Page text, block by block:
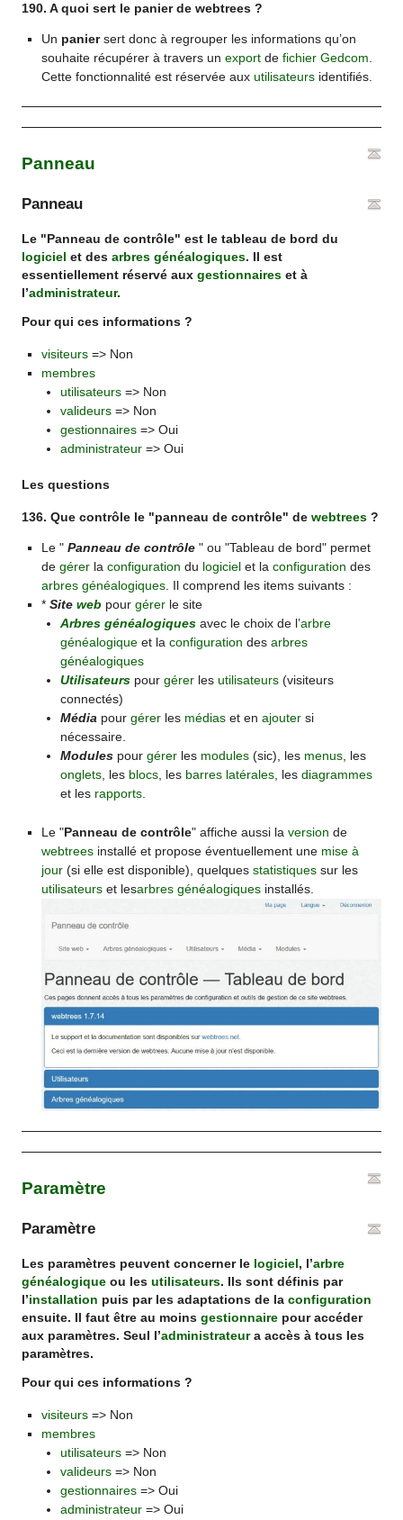
190. A quoi sert le panier de webtrees ?
Un paniersert donc à regrouper les informations qu’on
souhaite récupérer à travers un exportde fichier Gedcom.
Cette fonctionnalité est réservée aux utilisateursidentifiés.
Panneau
Panneau
Le "Panneau de contrôle" est le tableau de bord du
logiciel et desarbres généalogiques. Il est
essentiellement réservé auxgestionnaires et à
l’administrateur.
Pour qui ces informations ?
visiteurs=> Non
membres
utilisateurs => Non
valideurs => Non
gestionnaires => Oui
administrateur => Oui
Les questions
136. Que contrôle le "panneau de contrôle" dewebtrees ?
Le " Panneau de contrôle " ou "Tableau de bord" permet
de gérerla configuration du logicielet la configuration des
arbres généalogiques. Il comprend les items suivants :
* Site web pour gérerle site
Arbres généalogiques avec le choix de l’arbre
généalogique et laconfiguration desarbres
généalogiques
Utilisateurs pourgérer les utilisateurs (visiteurs
connectés)
Média pourgérer les médias et enajouter si
nécessaire.
Modules pourgérer les modules (sic), les menus, les
onglets, les blocs, les barres latérales, lesdiagrammes
et les rapports.
Le "Panneau de contrôle" affiche aussi la version de
webtreesinstallé et propose éventuellement une mise à
jour(si elle est disponible), quelques statistiquessur les
utilisateurset lesarbres généalogiquesinstallés.
Paramètre
Paramètre
Les paramètres peuvent concerner le logiciel , l’arbre
généalogique ou lesutilisateurs. Ils sont définis par
l’installation puis par les adaptations de laconfiguration
ensuite. Il faut être au moinsgestionnaire pour accéder
aux paramètres. Seul l’administrateura accès à tous les
paramètres.
Pour qui ces informations ?
visiteurs=> Non
membres
utilisateurs => Non
valideurs => Non
gestionnaires => Oui
administrateur => Oui